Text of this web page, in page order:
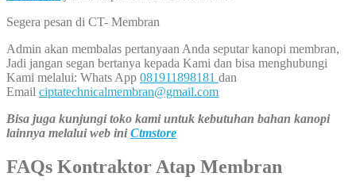
Segera pesan di CT- Membran
Admin akan membalas pertanyaan Anda seputar kanopi membran,
Jadi jangan segan bertanya kepada Kami dan bisa menghubungi
Kami melalui: Whats App 081911898181 dan
Email ciptatechnicalmembran@gmail.com
Bisa juga kunjungi toko kami untuk kebutuhan bahan kanopi
lainnya melalui web iniCtmstore
FAQs Kontraktor Atap Membran